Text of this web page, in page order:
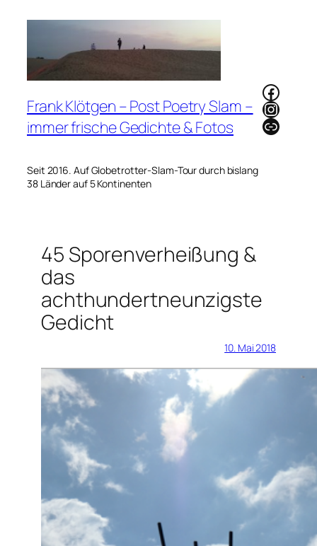
Frank Klötgen – Post Poetry Slam –
immer frische Gedichte & Fotos
Seit 2016. Auf Globetrotter-Slam-Tour durch bislang
38 Länder auf 5 Kontinenten
Link
45 Sporenverheißung &
das
achthundertneunzigste
Gedicht
10. Mai 2018